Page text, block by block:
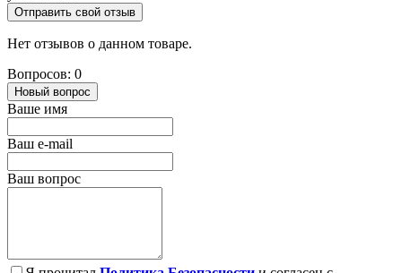
Отправить свой отзыв
Нет отзывов о данном товаре.
Вопросов: 0
Новый вопрос
Ваше имя
Ваш e-mail
Ваш вопрос